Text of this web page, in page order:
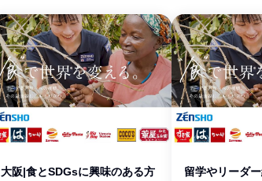
大阪|食とSDGsに興味のある方
留学やリーダ